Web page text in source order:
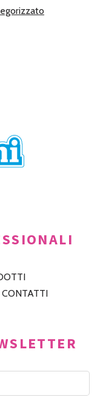
CONTATTI